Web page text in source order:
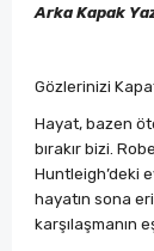
Arka Kapak
Gözlerinizi
Hayat, bazen
bırakır bizi.
Huntleigh’deki
hayatın sona
karşılaşmanın